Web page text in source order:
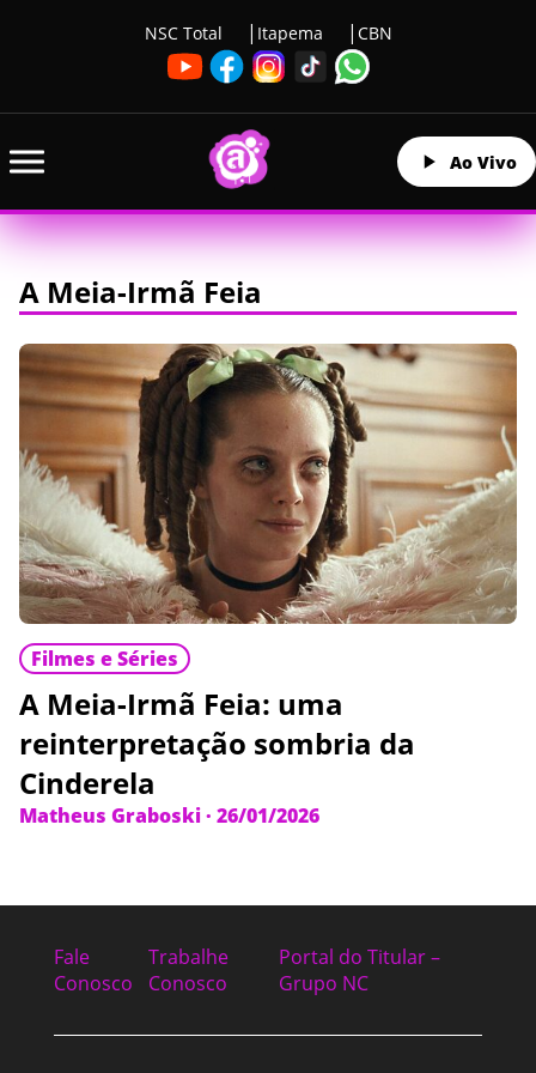
NSC Total Itapema CBN
Ao Vivo
A Meia-Irmã Feia
Filmes e Séries
A Meia-Irmã Feia: uma
reinterpretação sombria da
Cinderela
Matheus Graboski· 26/01/2026
Fale
Conosco
Trabalhe
Conosco
Portal do Titular –
Grupo NC